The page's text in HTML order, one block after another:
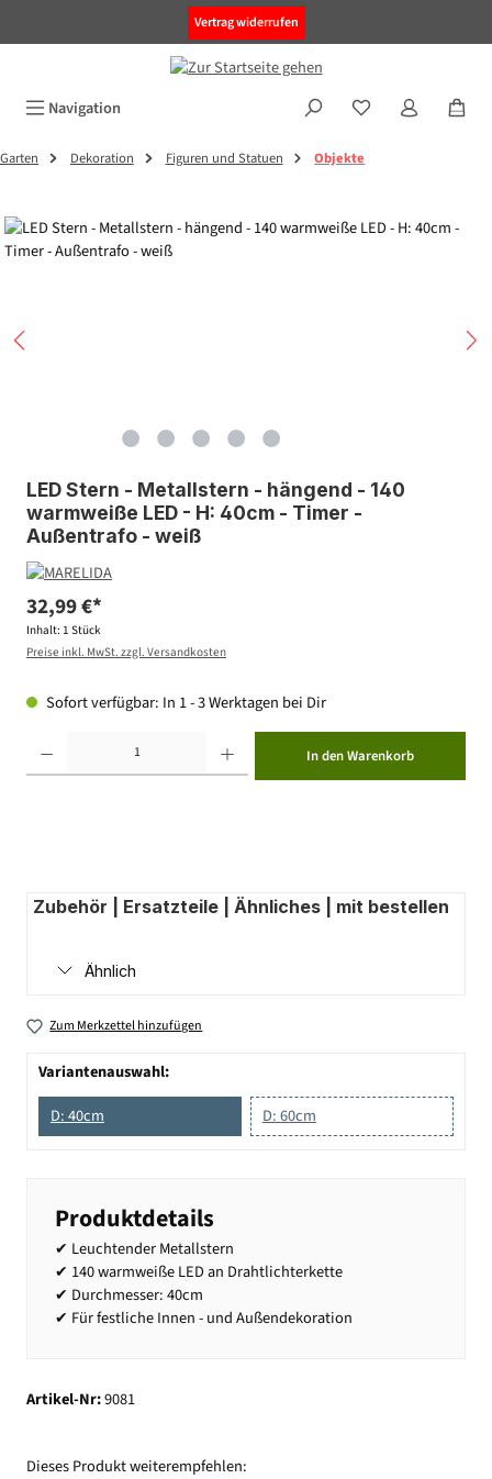
Vertrag widerrufen
Navigation
Garten Dekoration Figuren und Statuen Objekte
Bildergalerie überspringen
LED Stern - Metallstern - hängend - 140
warmweiße LED - H: 40cm - Timer -
Außentrafo - weiß
32,99 €*
Inhalt: 1 Stück
Preise inkl. MwSt. zzgl. Versandkosten
Sofort verfügbar: In 1 - 3 Werktagen bei Dir
In den Warenkorb
Zubehör | Ersatzteile | Ähnliches | mit bestellen
Ähnlich
Zum Merkzettel hinzufügen
Variantenauswahl:
D: 40cm
D: 60cm
Produktdetails
✔ Leuchtender Metallstern
✔ 140 warmweiße LED an Drahtlichterkette
✔ Durchmesser: 40cm
✔ Für festliche Innen - und Außendekoration
Artikel-Nr:9081
Dieses Produkt weiterempfehlen: